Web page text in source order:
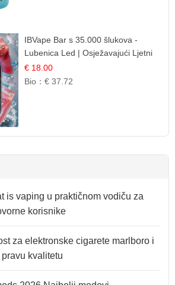
IBVape Bar s 35.000 šlukova -
Lubenica Led | Osježavajući Ljetni
Okus
€ 18.00
Bio：€ 37.72
is vaping u praktičnom vodiču za
korisnike
za elektronske cigarete marlboro i
kvalitetu